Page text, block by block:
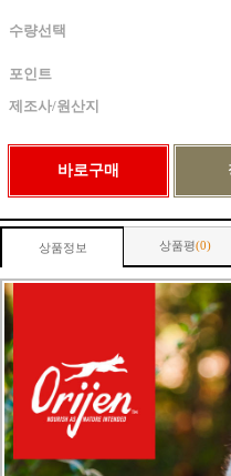
수량선택
포인트
제조사/원산지
상품정보 상품평(0)